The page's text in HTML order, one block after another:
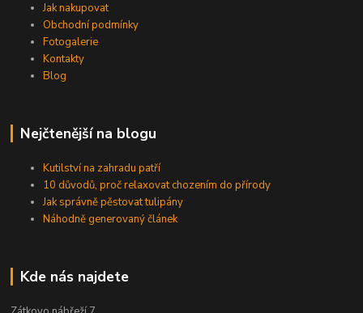
Jak nakupovat
Obchodní podmínky
Fotogalerie
Kontakty
Blog
Nejčtenější na blogu
Kutilství na zahradu patří
10 důvodů, proč relaxovat chozením do přírody
Jak správně pěstovat tulipány
Náhodně generovaný článek
Kde nás najdete